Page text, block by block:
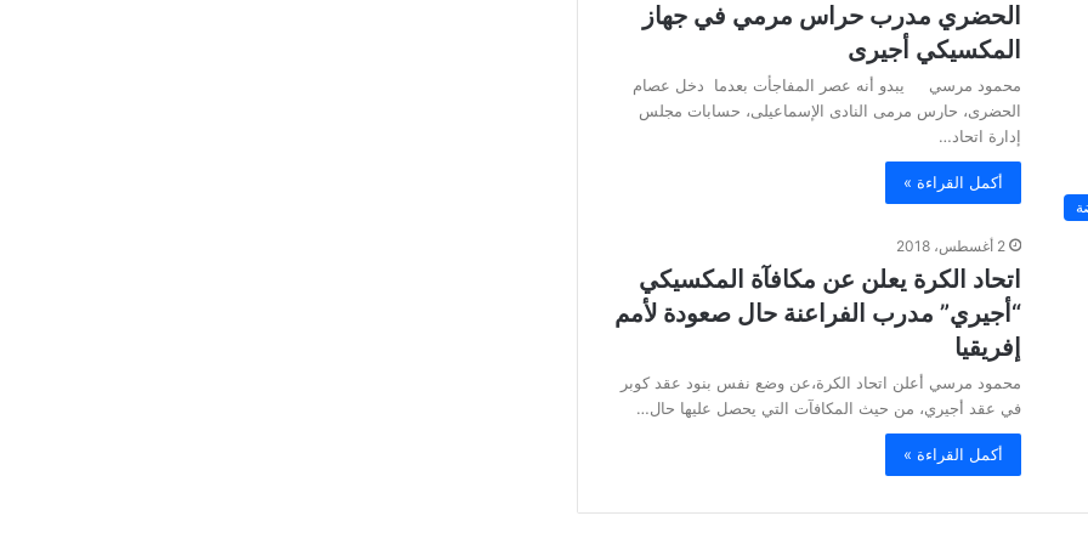
الحضري مدرب حراس مرمي في جهاز
المكسيكي أجيرى
محمود مرسي يبدو أنه عصر المفاجأت بعدما دخل عصام
الحضرى، حارس مرمى النادى الإسماعيلى، حسابات مجلس
إدارة اتحاد…
أكمل القراءة »
2 أغسطس، 2018
اتحاد الكرة يعلن عن مكافآة المكسيكي
“أجيري” مدرب الفراعنة حال صعودة لأمم
إفريقيا
محمود مرسي أعلن اتحاد الكرة،عن وضع نفس بنود عقد كوبر
في عقد أجيري، من حيث المكافآت التي يحصل عليها حال…
أكمل القراءة »